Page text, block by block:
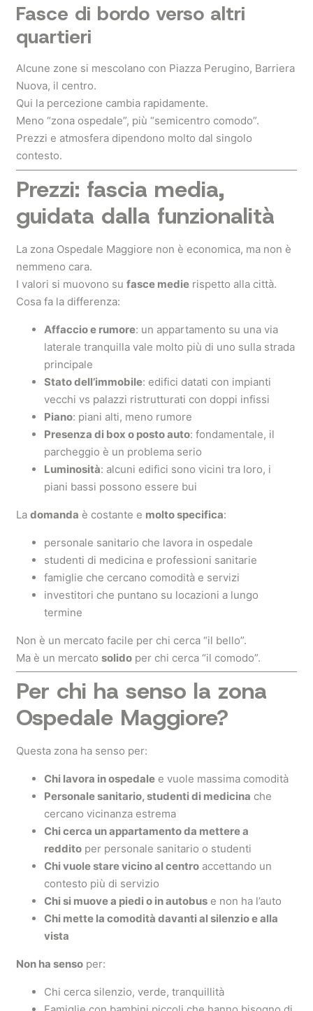
Fasce di bordo verso altri
quartieri
Alcune zone si mescolano con Piazza Perugino, Barriera
Nuova, il centro.
Qui la percezione cambia rapidamente.
Meno “zona ospedale”, più “semicentro comodo”.
Prezzi e atmosfera dipendono molto dal singolo
contesto.
Prezzi: fascia media,
guidata dalla funzionalità
La zona Ospedale Maggiore non è economica, ma non è
nemmeno cara.
I valori si muovono su fasce medie rispetto alla città.
Cosa fa la differenza:
Affaccio e rumore: un appartamento su una via
laterale tranquilla vale molto più di uno sulla strada
principale
Stato dell’immobile: edifici datati con impianti
vecchi vs palazzi ristrutturati con doppi infissi
Piano: piani alti, meno rumore
Presenza di box o posto auto: fondamentale, il
parcheggio è un problema serio
Luminosità: alcuni edifici sono vicini tra loro, i
piani bassi possono essere bui
La domanda è costante e molto specifica:
personale sanitario che lavora in ospedale
studenti di medicina e professioni sanitarie
famiglie che cercano comodità e servizi
investitori che puntano su locazioni a lungo
termine
Non è un mercato facile per chi cerca “il bello”.
Ma è un mercato solido per chi cerca “il comodo”.
Per chi ha senso la zona
Ospedale Maggiore?
Questa zona ha senso per:
Chi lavora in ospedale e vuole massima comodità
Personale sanitario, studenti di medicina che
cercano vicinanza estrema
Chi cerca un appartamento da mettere a
reddito per personale sanitario o studenti
Chi vuole stare vicino al centro accettando un
contesto più di servizio
Chi si muove a piedi o in autobus e non ha l’auto
Chi mette la comodità davanti al silenzio e alla
vista
Non ha senso per:
Chi cerca silenzio, verde, tranquillità